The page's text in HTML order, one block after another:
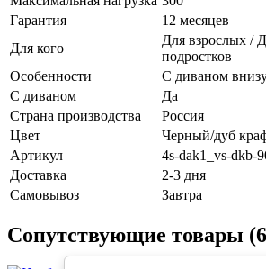
Гарантия
12 месяцев
Для кого
Для взрослых /
подростков
Особенности
С диваном
С диваном
Да
Страна производства
Россия
Цвет
Черный/дуб
Артикул
4s-dak1_vs-dkb-
Доставка
2-3 дня
Самовывоз
Завтра
Сопутствующие товары